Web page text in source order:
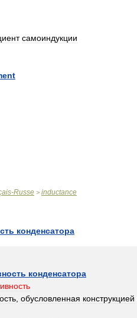
самоиндукции
-Russe > inductance
конденсатора
конденсатора
обусловленная конструкцией